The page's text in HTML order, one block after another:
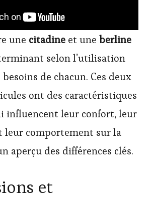
une citadine et une berline
selon l’utilisation
de chacun. Ces deux
ont des caractéristiques
influencent leur confort, leur
leur comportement sur la
aperçu des différences clés.
et